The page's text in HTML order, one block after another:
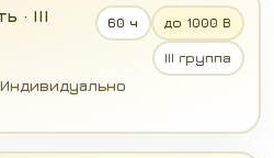
· III
60 ч до 1000 В
III группа